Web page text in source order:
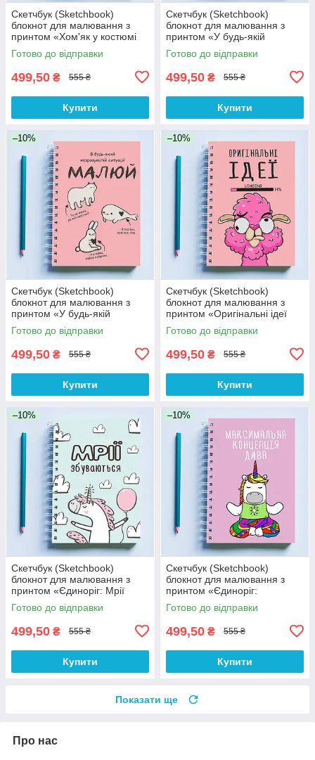
Скетчбук (Sketchbook)
блокнот для малювання з
принтом «Хом'як у костюмі
єдинорога: А мене
намалюєш?»
Готово до відправки
499,50 ₴ 555 ₴
Купити
Скетчбук (Sketchbook)
блокнот для малювання з
принтом «У будь-якій
незрозумілій ситуації малюй»
Готово до відправки
499,50 ₴ 555 ₴
Купити
–10%
Скетчбук (Sketchbook)
блокнот для малювання з
принтом «У будь-якій
незрозумілій ситуації малюй
(рожевий)»
Готово до відправки
499,50 ₴ 555 ₴
Купити
–10%
Скетчбук (Sketchbook)
блокнот для малювання з
принтом «Оригінальні ідеї
(рожевий)»
Готово до відправки
499,50 ₴ 555 ₴
Купити
–10%
Скетчбук (Sketchbook)
блокнот для малювання з
принтом «Єдиноріг: Мрії
збуваються (синій)»
Готово до відправки
499,50 ₴ 555 ₴
Купити
–10%
Скетчбук (Sketchbook)
блокнот для малювання з
принтом «Єдиноріг:
Максимальна концентрація
дива»
Готово до відправки
499,50 ₴ 555 ₴
Купити
Показати ще
Про нас